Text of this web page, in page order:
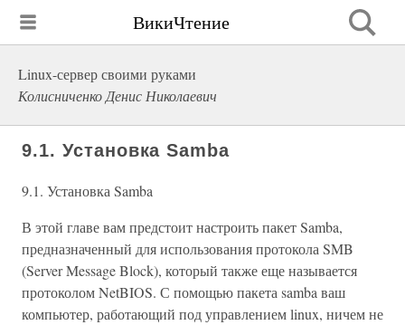
ВикиЧтение
Linux-сервер своими руками
Колисниченко Денис Николаевич
9.1. Установка Samba
9.1. Установка Samba
В этой главе вам предстоит настроить пакет Samba,
предназначенный для использования протокола SMB
(Server Message Block), который также еще называется
протоколом NetBIOS. С помощью пакета samba ваш
компьютер, работающий под управлением linux, ничем не